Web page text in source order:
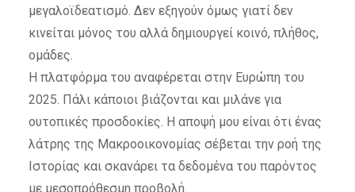
μεγαλοϊδεατισμό. Δεν εξηγούν όμως γιατί δεν
κινείται μόνος του αλλά δημιουργεί κοινό, πλήθος,
ομάδες.
Η πλατφόρμα του αναφέρεται στην Ευρώπη του
2025. Πάλι κάποιοι βιάζονται και μιλάνε για
ουτοπικές προσδοκίες. Η αποψή μου είναι ότι ένας
λάτρης της Μακροοικονομίας σέβεται την ροή της
Ιστορίας και σκανάρει τα δεδομένα του παρόντος
με μεσοπρόθεσμη προβολή.